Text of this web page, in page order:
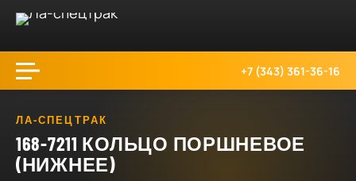
+7 (343) 361-36-16
ЛА-СПЕЦТРАК
168-7211 КОЛЬЦО ПОРШНЕВОЕ
(НИЖНЕЕ)